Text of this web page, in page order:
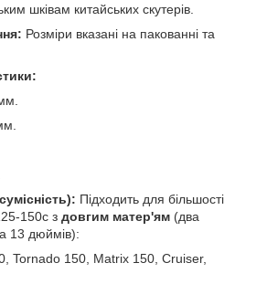
шківам китайських скутерів.
Розміри вказані на пакованні та
Підходить для більшості
150c з довгим матер'ям (два
13 дюймів):
Tornado 150, Matrix 150, Cruiser,